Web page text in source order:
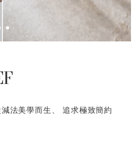
法美學而生、 追求極致簡約